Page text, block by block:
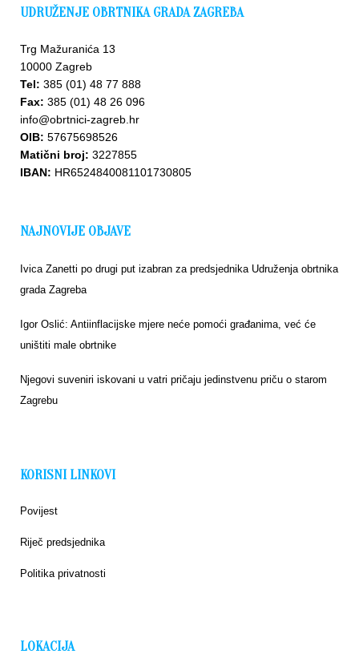
UDRUŽENJE OBRTNIKA GRADA ZAGREBA
Trg Mažuranića 13
10000 Zagreb
Tel: 385 (01) 48 77 888
Fax: 385 (01) 48 26 096
info@obrtnici-zagreb.hr
OIB: 57675698526
Matični broj: 3227855
IBAN: HR6524840081101730805
NAJNOVIJE OBJAVE
Ivica Zanetti po drugi put izabran za predsjednika Udruženja obrtnika
grada Zagreba
Igor Oslić: Antiinflacijske mjere neće pomoći građanima, već će
uništiti male obrtnike
Njegovi suveniri iskovani u vatri pričaju jedinstvenu priču o starom
Zagrebu
KORISNI LINKOVI
Povijest
Riječ predsjednika
Politika privatnosti
LOKACIJA